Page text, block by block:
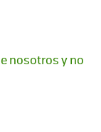
nosotros y no